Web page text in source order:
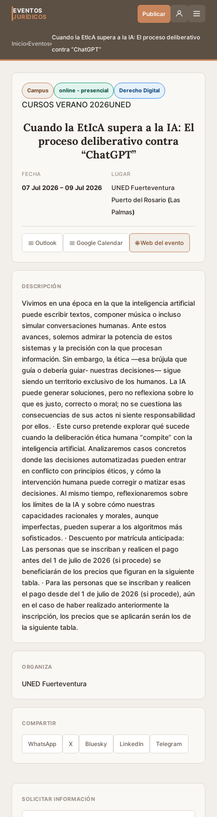
EVENTOS
JURÍDICOS
Publicar
Inicio›Eventos›
Cuando la EtIcA supera a la IA: El proceso deliberativo
contra “ChatGPT”
Campus online - presencial Derecho Digital
CURSOS VERANO 2026UNED
Cuando la EtIcA supera a la IA: El
proceso deliberativo contra
“ChatGPT”
FECHA
07 Jul 2026 –09 Jul 2026
LUGAR
UNED Fuerteventura
Puerto del Rosario (Las
Palmas)
📅 Outlook 📅 Google Calendar 🌐 Web del evento
DESCRIPCIÓN
Vivimos en una época en la que la inteligencia artificial
puede escribir textos, componer música o incluso
simular conversaciones humanas. Ante estos
avances, solemos admirar la potencia de estos
sistemas y la precisión con la que procesan
información. Sin embargo, la ética —esa brújula que
guía o debería guiar- nuestras decisiones— sigue
siendo un territorio exclusivo de los humanos. La IA
puede generar soluciones, pero no reflexiona sobre lo
que es justo, correcto o moral; no se cuestiona las
consecuencias de sus actos ni siente responsabilidad
por ellos. · Este curso pretende explorar qué sucede
cuando la deliberación ética humana “compite” con la
inteligencia artificial. Analizaremos casos concretos
donde las decisiones automatizadas pueden entrar
en conflicto con principios éticos, y cómo la
intervención humana puede corregir o matizar esas
decisiones. Al mismo tiempo, reflexionaremos sobre
los límites de la IA y sobre cómo nuestras
capacidades racionales y morales, aunque
imperfectas, pueden superar a los algoritmos más
sofisticados. · Descuento por matrícula anticipada:
Las personas que se inscriban y realicen el pago
antes del 1 de julio de 2026 (si procede) se
beneficiarán de los precios que figuran en la siguiente
tabla. · Para las personas que se inscriban y realicen
el pago desde del 1 de julio de 2026 (si procede), aún
en el caso de haber realizado anteriormente la
inscripción, los precios que se aplicarán serán los de
la siguiente tabla.
ORGANIZA
UNED Fuerteventura
COMPARTIR
WhatsApp X Bluesky LinkedIn Telegram
SOLICITAR INFORMACIÓN